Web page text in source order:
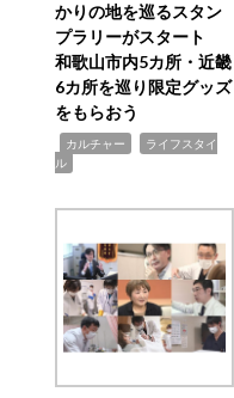
かりの地を巡るスタン
プラリーがスタート
和歌山市内5カ所・近畿
6カ所を巡り限定グッズ
をもらおう
カルチャー
ライフスタイ
ル